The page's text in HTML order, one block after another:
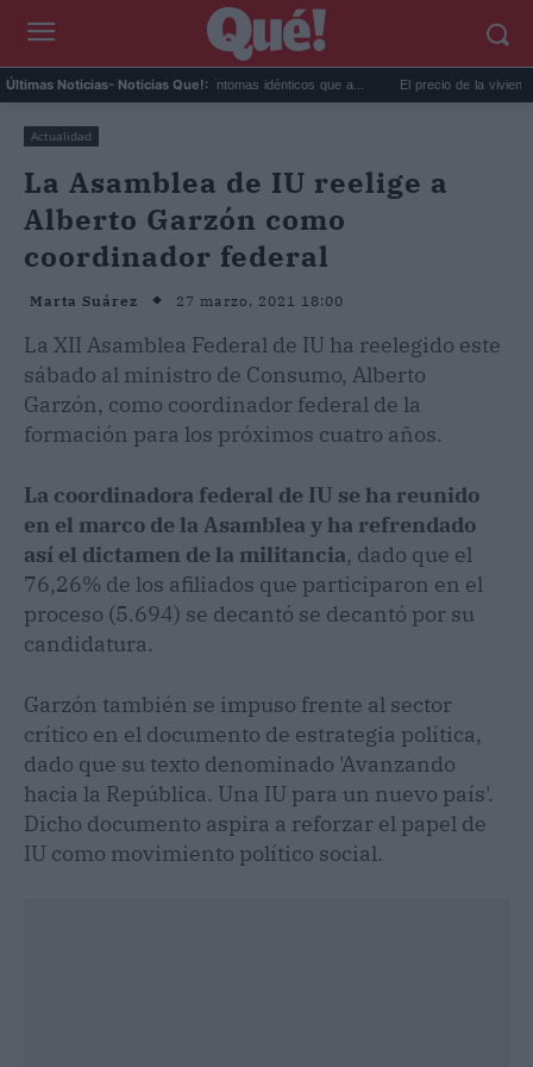
Últimas Noticias- Noticias Que!:
extremo y ansiedad: síntomas idénticos que a... El precio de la vivienda en
Actualidad
La Asamblea de IU reelige a
Alberto Garzón como
coordinador federal
Marta Suárez 27 marzo, 2021 18:00
La XII Asamblea Federal de IU ha reelegido este
sábado al ministro de Consumo, Alberto
Garzón, como coordinador federal de la
formación para los próximos cuatro años.
La coordinadora federal de IU se ha reunido
en el marco de la Asamblea y ha refrendado
así el dictamen de la militancia, dado que el
76,26% de los afiliados que participaron en el
proceso (5.694) se decantó se decantó por su
candidatura.
Garzón también se impuso frente al sector
crítico en el documento de estrategia política,
dado que su texto denominado 'Avanzando
hacia la República. Una IU para un nuevo país'.
Dicho documento aspira a reforzar el papel de
IU como movimiento político social.